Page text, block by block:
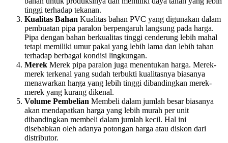
tinggi terhadap tekanan.
Kualitas Bahan Kualitas bahan PVC yang digunakan dalam
pembuatan pipa paralon berpengaruh langsung pada harga.
Pipa dengan bahan berkualitas tinggi cenderung lebih mahal
tetapi memiliki umur pakai yang lebih lama dan lebih tahan
terhadap berbagai kondisi lingkungan.
Merek Merek pipa paralon juga menentukan harga. Merek-
merek terkenal yang sudah terbukti kualitasnya biasanya
menawarkan harga yang lebih tinggi dibandingkan merek-
merek yang kurang dikenal.
Volume Pembelian Membeli dalam jumlah besar biasanya
akan mendapatkan harga yang lebih murah per unit
dibandingkan membeli dalam jumlah kecil. Hal ini
disebabkan oleh adanya potongan harga atau diskon dari
distributor.